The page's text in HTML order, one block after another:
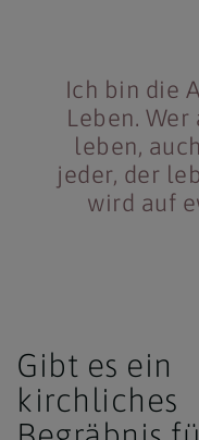
Ich bin die
Leben.
leben,
jeder, der
wird auf
Gibt es ein
kirchliches